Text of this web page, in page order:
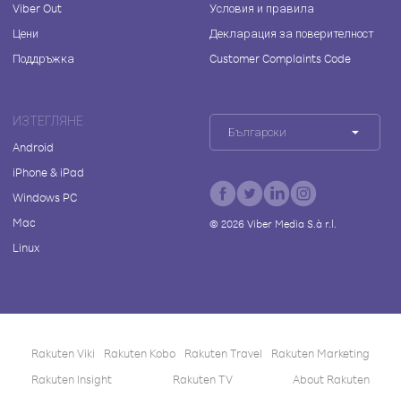
Viber Out
Цени
Поддръжка
Условия и правила
Декларация за поверителност
Customer Complaints Code
ИЗТЕГЛЯНЕ
Android
iPhone & iPad
Windows PC
Mac
Linux
Български
© 2026Viber Media S.à r.l.
Rakuten Viki Rakuten Kobo Rakuten Travel
Rakuten Marketing
Rakuten Insight
Rakuten TV About Rakuten